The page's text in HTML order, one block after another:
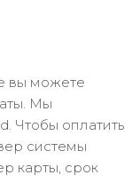
вы можете
Мы
Чтобы оплатить
системы
карты, срок